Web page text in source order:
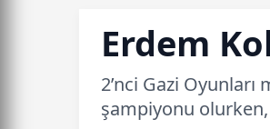
Erdem
2’nci Gazi
şampiyonu